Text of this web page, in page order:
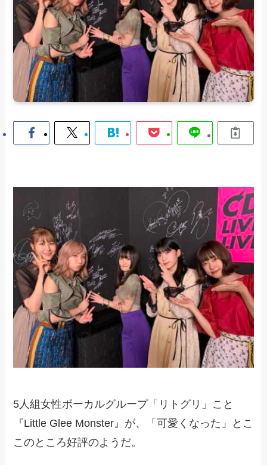
5人組女性ボーカルグループ「リトグリ」こと
『Little Glee Monster』が、「可愛くなった」とこ
このところ好評のようだ。